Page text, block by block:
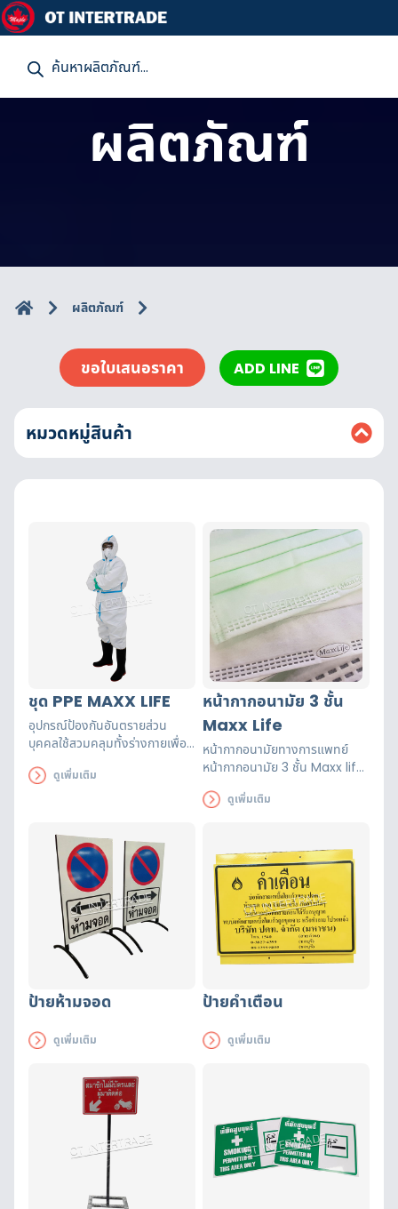
d
ผลิตภัณฑ์
ผลิตภัณฑ์
ขอใบเสนอราคา ADD LINE
หมวดหมู่สินค้า
ชุด PPE MAXX LIFE
อุปกรณ์ป้องกันอันตรายส่วน
บุคคลใช้สวมคลุมทั้งร่างกายเพื่อ
สวมใส่จากการติดเชื้อทำจากผ้า
ดูเพิ่มเติม
หน้ากากอนามัย 3 ชั้น
Maxx Life
หน้ากากอนามัยทางการแพทย์
หน้ากากอนามัย 3 ชั้น Maxx life
ทดสอบและรับรองมาตราฐาน
ดูเพิ่มเติม
ป้ายห้ามจอด
ดูเพิ่มเติม
ป้ายคำเตือน
ดูเพิ่มเติม